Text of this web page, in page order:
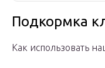
Подкормка
Как использовать